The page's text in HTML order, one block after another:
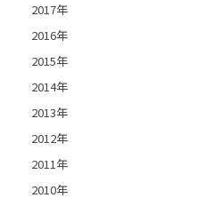
2017年
2016年
2015年
2014年
2013年
2012年
2011年
2010年